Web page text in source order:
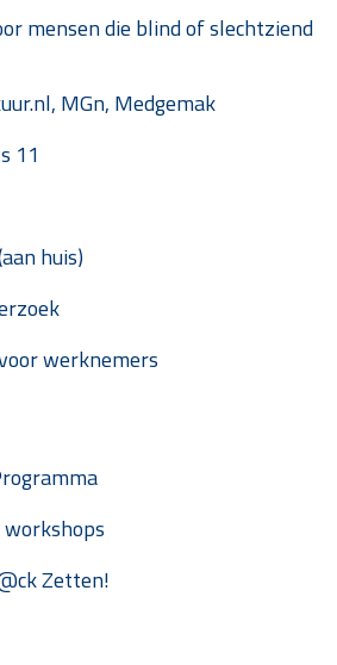
mensen die blind of slechtziend
MGn, Medgemak
11
huis)
werknemers
Zetten!